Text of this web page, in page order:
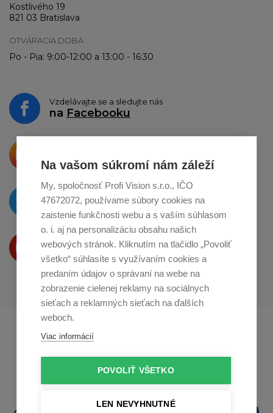
Kostlivého 19
821 03 Bratislava
OTVÁRACIA DOBA
Po - Pia: 9:00-12:00 a 13:00 - 16:30
Vzdelávajte se a sledujte nás
na Facebooku
o zdieľanie naInstagrame
O novinkách píšeme
naTwitteri
Produkty Vám predstavujeme
na Youtube
Profikuchař.cz
Na vašom súkromí nám záleží
My, spoločnosť Profi Vision s.r.o., IČO
47672072, používame súbory cookies na
zaistenie funkčnosti webu a s vaším súhlasom
o. i. aj na personalizáciu obsahu našich
webových stránok. Kliknutím na tlačidlo „Povoliť
všetko“ súhlasíte s využívaním cookies a
predaním údajov o správaní na webe na
zobrazenie cielenej reklamy na sociálnych
sieťach a reklamných sieťach na ďalších
weboch.
Viac informácií
POVOLIŤ VŠETKO
LEN NEVYHNUTNÉ